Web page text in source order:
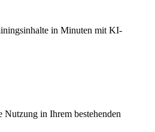
in Minuten mit KI-
in Ihrem bestehenden